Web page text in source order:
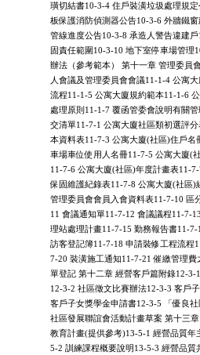
璜切結書10-3-4 住戶裝潢垃圾處理規
板保護消防偵測器公告10-3-6 外牆鐵
管線進度公告10-3-8 承造人警告違建
固責任範圍10-3-10 地下室停車場管理
辦法（參考範本） 第十一章 管理委員
人會議及管理委員會會議11-1-4 公寓
流程11-1-5 公寓大廈規約範本11-1-6
處理原則11-1-7 覆函管委會說明有關
交清單11-7-1 公寓大廈社區類初選評
本資料表11-7-3 公寓大廈(社區)住戶名
車場車位使用人名冊11-7-5 公寓大廈(
11-7-6 公寓大廈(社區)年度計畫表11-
保固維護紀錄表11-7-8 公寓大廈(社區)
管理委員會會員入會資料表11-7-10 區
11 會議通知單11-7-12 會議議程11-7-
理站處理計畫11-7-15 勤務報告書11-
訪客登記簿11-7-18 申請裝修工程流程
7-20 裝潢施工通知11-7-21 催繳管理
單登記 第十二章 經營客戶篇附錄12-3-
12-3-2 社區徵文比賽辦法12-3-3 客戶
客戶子女獎學金申請書12-3-5 「優良
社區發展聯誼會活動計畫草案 第十三
教育計畫(提供參考)13-5-1 經營品質年
5-2 訓練課程概要說明13-5-3 經營品質